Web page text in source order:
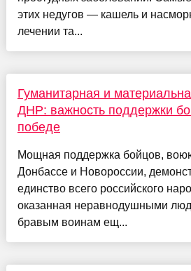
этих недугов — кашель и
лечении та...
Гуманитарная и
ДНР: важность поддержки
победе
Мощная поддержка бойцов,
Донбассе и Новороссии,
единство всего российского
оказанная неравнодушными
бравым воинам ещ...